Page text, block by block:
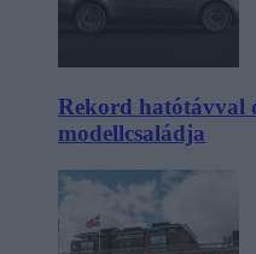
Rekord hatótávval
modellcsaládja